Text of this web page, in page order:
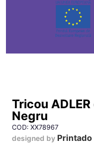
Tricou
Negru
COD: XX78967
designed by Printado